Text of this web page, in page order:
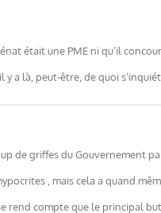
était une PME ni qu’il
a là, peut-être, de quoi
de griffes du Gouvernement
, mais cela a quand
rend compte que le principal